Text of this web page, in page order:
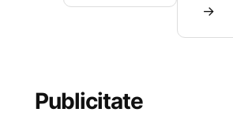
→
Publicitate